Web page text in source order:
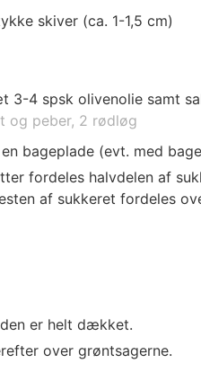
skiver (ca. 1-1,5 cm)
4 spsk olivenolie samt
og peber, 2 rødløg
bageplade (evt. med
fordeles halvdelen af
af sukkeret fordeles
er helt dækket.
over grøntsagerne.